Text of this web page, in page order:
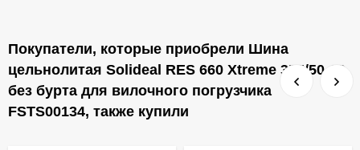
Покупатели, которые приобрели Шина
цельнолитая Solideal RES 660 Xtreme 355/50-20
без бурта для вилочного погрузчика
FSTS00134, также купили